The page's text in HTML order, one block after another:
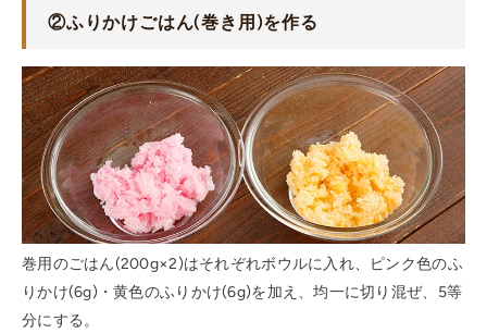
②ふりかけごはん(巻き用)を作る
巻用のごはん(200g×2)はそれぞれボウルに入れ、ピンク色のふ
りかけ(6g)・黄色のふりかけ(6g)を加え、均一に切り混ぜ、5等
分にする。